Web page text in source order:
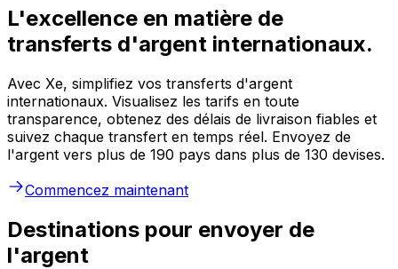
L'excellence en matière de
transferts d'argent internationaux.
Avec Xe, simplifiez vos transferts d'argent
internationaux. Visualisez les tarifs en toute
transparence, obtenez des délais de livraison fiables et
suivez chaque transfert en temps réel. Envoyez de
l'argent vers plus de 190 pays dans plus de 130 devises.
Commencez maintenant
Destinations pour envoyer de
l'argent